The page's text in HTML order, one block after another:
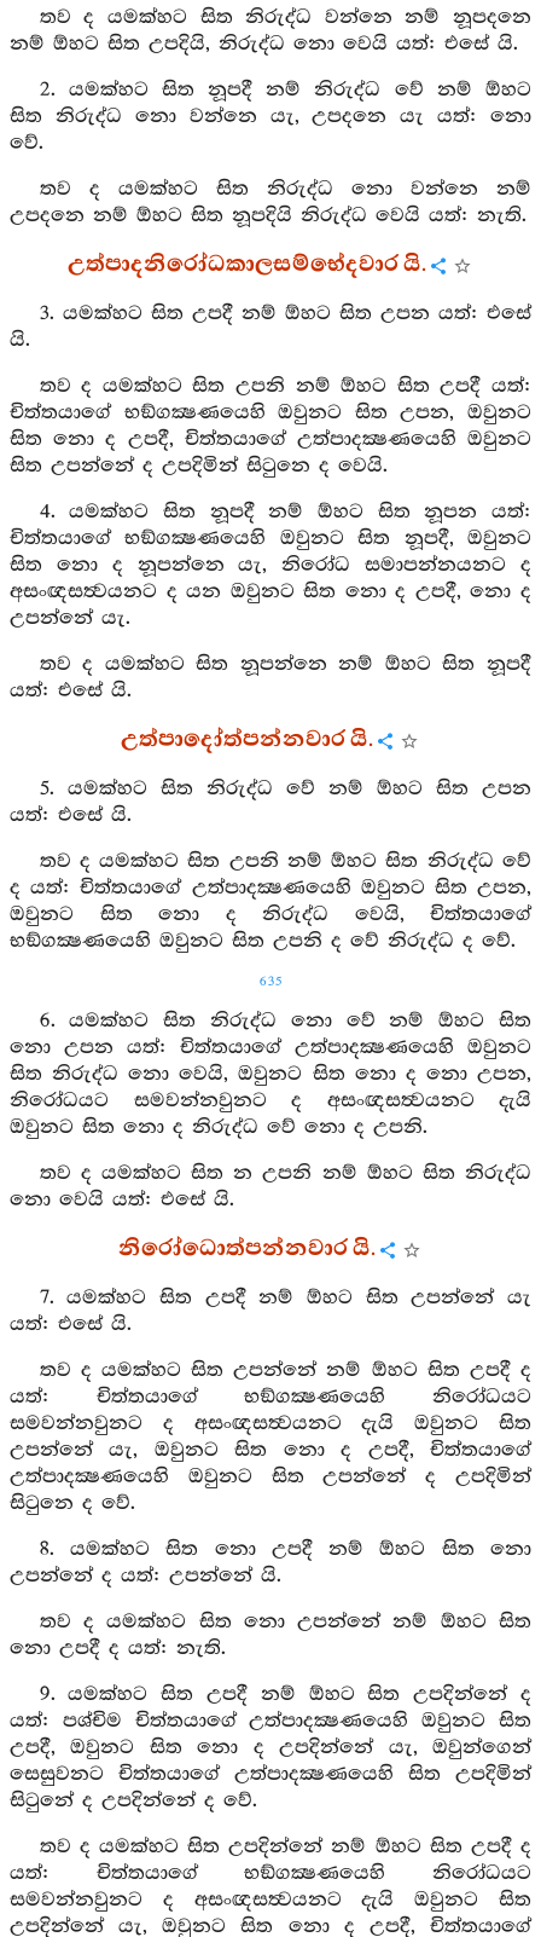
තව ද යමක්හට සිත නිරුද්ධ වන්නෙ නම් නූපදනෙ
නම් ඕහට සිත උපදියි, නිරුද්ධ නො වෙයි යත්: එසේ යි.
2. යමක්හට සිත නූපදී නම් නිරුද්ධ වේ නම් ඕහට
සිත නිරුද්ධ නො වන්නෙ යැ, උපදනෙ යැ යත්: නො
වේ.
තව ද යමක්හට සිත නිරුද්ධ නො වන්නෙ නම්
උපදනෙ නම් ඕහට සිත නූපදියි නිරුද්ධ වෙයි යත්: නැති.
උත්පාදනිරෝධකාලසම්භේදවාර යි.
3. යමක්හට සිත උපදී නම් ඕහට සිත උපන යත්: එසේ
යි.
තව ද යමක්හට සිත උපනි නම් ඕහට සිත උපදී යත්:
චිත්තයාගේ භඞ්ගක්‍ෂණයෙහි ඔවුනට සිත උපන, ඔවුනට
සිත නො ද උපදී, චිත්තයාගේ උත්පාදක්‍ෂණයෙහි ඔවුනට
සිත උපන්නේ ද උපදිමින් සිටුනෙ ද වෙයි.
4. යමක්හට සිත නූපදී නම් ඕහට සිත නූපන යත්:
චිත්තයාගේ භඞ්ගක්‍ෂණයෙහි ඔවුනට සිත නූපදී, ඔවුනට
සිත නො ද නූපන්නෙ යැ, නිරෝධ සමාපන්නයනට ද
අසංඥසත්‍වයනට ද යන ඔවුනට සිත නො ද උපදී, නො ද
උපන්නේ යැ.
තව ද යමක්හට සිත නූපන්නෙ නම් ඕහට සිත නූපදී
යත්: එසේ යි.
උත්පාදෝත්පන්නවාර යි.
5. යමක්හට සිත නිරුද්ධ වේ නම් ඕහට සිත උපන
යත්: එසේ යි.
තව ද යමක්හට සිත උපනි නම් ඕහට සිත නිරුද්ධ වේ
ද යත්: චිත්තයාගේ උත්පාදක්‍ෂණයෙහි ඔවුනට සිත උපන,
ඔවුනට සිත නො ද නිරුද්ධ වෙයි, චිත්තයාගේ
භඞ්ගක්‍ෂණයෙහි ඔවුනට සිත උපනි ද වේ නිරුද්ධ ද වේ.
635
6. යමක්හට සිත නිරුද්ධ නො වේ නම් ඕහට සිත
නො උපන යත්: චිත්තයාගේ උත්පාදක්‍ෂණයෙහි ඔවුනට
සිත නිරුද්ධ නො වෙයි, ඔවුනට සිත නො ද නො උපන,
නිරෝධයට සමවන්නවුනට ද අසංඥසත්‍වයනට දැයි
ඔවුනට සිත නො ද නිරුද්ධ වේ නො ද උපනි.
තව ද යමක්හට සිත න උපනි නම් ඕහට සිත නිරුද්ධ
නො වෙයි යත්: එසේ යි.
නිරෝධොත්පන්නවාර යි.
7. යමක්හට සිත උපදී නම් ඕහට සිත උපන්නේ යැ
යත්: එසේ යි.
තව ද යමක්හට සිත උපන්නේ නම් ඕහට සිත උපදී ද
යත්: චිත්තයාගේ භඞ්ගක්‍ෂණයෙහි නිරෝධයට
සමවන්නවුනට ද අසංඥසත්‍වයනට දැයි ඔවුනට සිත
උපන්නේ යැ, ඔවුනට සිත නො ද උපදී, චිත්තයාගේ
උත්පාදක්‍ෂණයෙහි ඔවුනට සිත උපන්නේ ද උපදිමින්
සිටුනෙ ද වේ.
8. යමක්හට සිත නො උපදී නම් ඕහට සිත නො
උපන්නේ ද යත්: උපන්නේ යි.
තව ද යමක්හට සිත නො උපන්නේ නම් ඕහට සිත
නො උපදී ද යත්: නැති.
9. යමක්හට සිත උපදී නම් ඕහට සිත උපදින්නේ ද
යත්: පශ්චිම චිත්තයාගේ උත්පාදක්‍ෂණයෙහි ඔවුනට සිත
උපදී, ඔවුනට සිත නො ද උපදින්නේ යැ, ඔවුන්ගෙන්
සෙසුවනට චිත්තයාගේ උත්පාදක්‍ෂණයෙහි සිත උපදිමින්
සිටුනේ ද උපදින්නේ ද වේ.
තව ද යමක්හට සිත උපදින්නේ නම් ඕහට සිත උපදී ද
යත්: චිත්තයාගේ භඞ්ගක්‍ෂණයෙහි නිරෝධයට
සමවන්නවුනට ද අසංඥසත්‍වයනට දැයි ඔවුනට සිත
උපදින්නේ යැ, ඔවුනට සිත නො ද උපදී, චිත්තයාගේ